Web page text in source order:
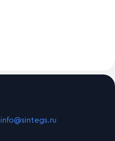
info@sintegs.ru